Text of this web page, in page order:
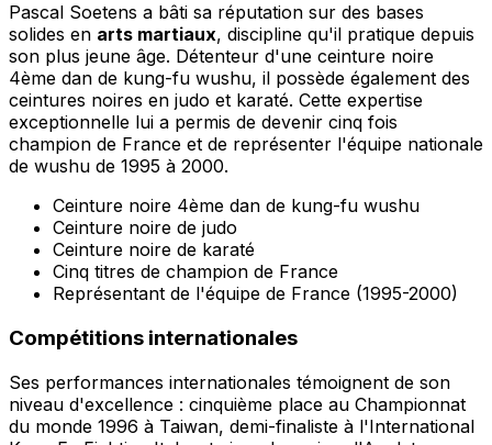
Pascal Soetens a bâti sa réputation sur des bases
solides en arts martiaux, discipline qu'il pratique depuis
son plus jeune âge. Détenteur d'une ceinture noire
4ème dan de kung-fu wushu, il possède également des
ceintures noires en judo et karaté. Cette expertise
exceptionnelle lui a permis de devenir cinq fois
champion de France et de représenter l'équipe nationale
de wushu de 1995 à 2000.
Ceinture noire 4ème dan de kung-fu wushu
Ceinture noire de judo
Ceinture noire de karaté
Cinq titres de champion de France
Représentant de l'équipe de France (1995-2000)
Compétitions internationales
Ses performances internationales témoignent de son
niveau d'excellence : cinquième place au Championnat
du monde 1996 à Taiwan, demi-finaliste à l'International